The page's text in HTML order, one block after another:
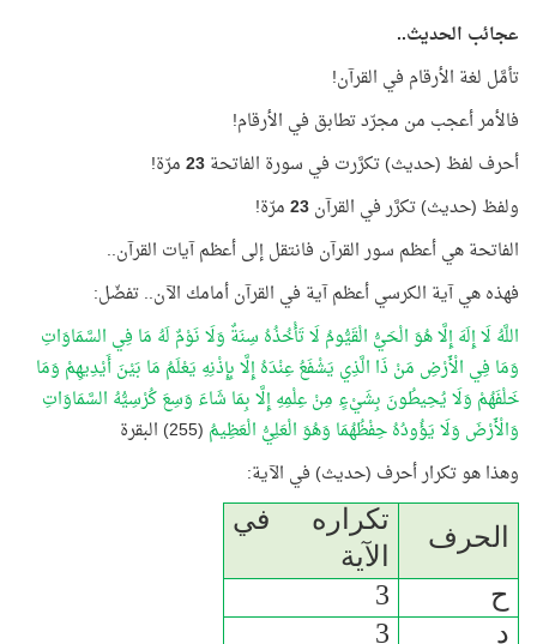
عجائب الحديث..
تأمَّل لغة الأرقام في القرآن!
فالأمر أعجب من مجرّد تطابق في الأرقام!
أحرف لفظ (حديث) تكرَّرت في سورة الفاتحة23مرّة!
ولفظ (حديث) تكرَّر في القرآن23مرّة!
الفاتحة هي أعظم سور القرآن فانتقل إلى أعظم آيات القرآن..
فهذه هي آية الكرسي أعظم آية في القرآن أمامك الآن.. تفضّل:
اللَّهُ لَا إِلَهَ إِلَّا هُوَ الْحَيُّ الْقَيُّومُ لَا تَأْخُذُهُ سِنَةٌ وَلَا نَوْمٌ لَهُ مَا فِي السَّمَاوَاتِ
وَمَا فِي الْأَرْضِ مَنْ ذَا الَّذِي يَشْفَعُ عِنْدَهُ إِلَّا بِإِذْنِهِ يَعْلَمُ مَا بَيْنَ أَيْدِيهِمْ وَمَا
خَلْفَهُمْ وَلَا يُحِيطُونَ بِشَيْءٍ مِنْ عِلْمِهِ إِلَّا بِمَا شَاءَ وَسِعَ كُرْسِيُّهُ السَّمَاوَاتِ
وَالْأَرْضَ وَلَا يَؤُودُهُ حِفْظُهُمَا وَهُوَ الْعَلِيُّ الْعَظِيمُ (255) البقرة
وهذا هو تكرار أحرف (حديث) في الآية:
الحرف
تكراره في
الآية
ح
3
د
3